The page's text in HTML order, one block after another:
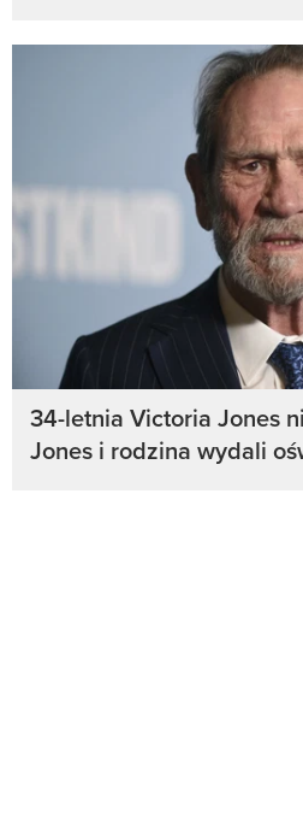
34-letnia Victoria Jones
Jones i rodzina wydali